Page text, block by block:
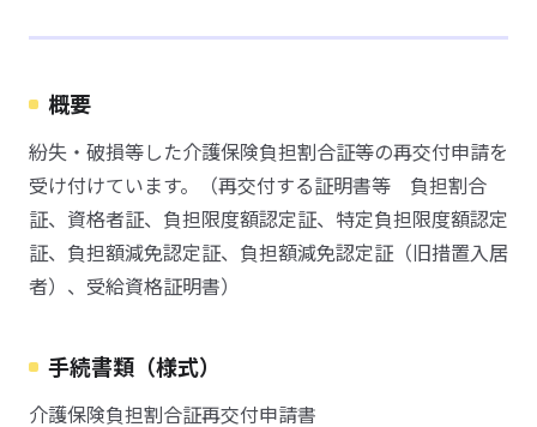
概要
紛失・破損等した介護保険負担割合証等の再交付申請を
受け付けています。（再交付する証明書等 負担割合
証、資格者証、負担限度額認定証、特定負担限度額認定
証、負担額減免認定証、負担額減免認定証（旧措置入居
者）、受給資格証明書）
手続書類（様式）
介護保険負担割合証再交付申請書